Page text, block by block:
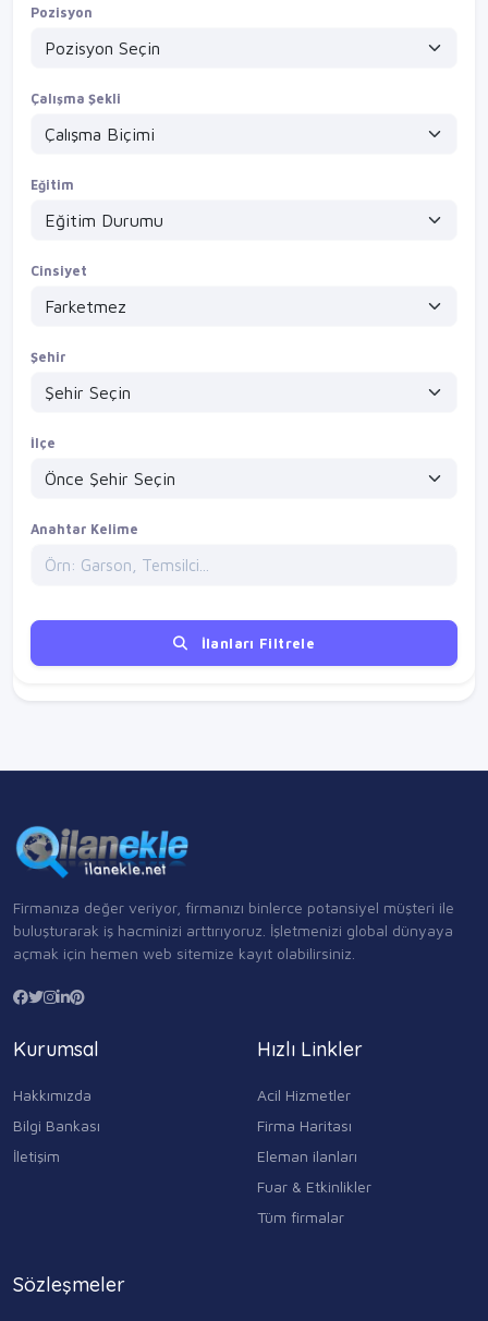
Pozisyon
Çalışma Şekli
Eğitim
Cinsiyet
Şehir
İlçe
Anahtar Kelime
İlanları Filtrele
Firmanıza değer veriyor, firmanızı binlerce potansiyel müşteri ile
buluşturarak iş hacminizi arttırıyoruz. İşletmenizi global dünyaya
açmak için hemen web sitemize kayıt olabilirsiniz.
Kurumsal
Hakkımızda
Bilgi Bankası
İletişim
Hızlı Linkler
Acil Hizmetler
Firma Haritası
Eleman ilanları
Fuar & Etkinlikler
Tüm firmalar
Sözleşmeler